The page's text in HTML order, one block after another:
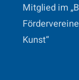
Mitglied im
Kunst“